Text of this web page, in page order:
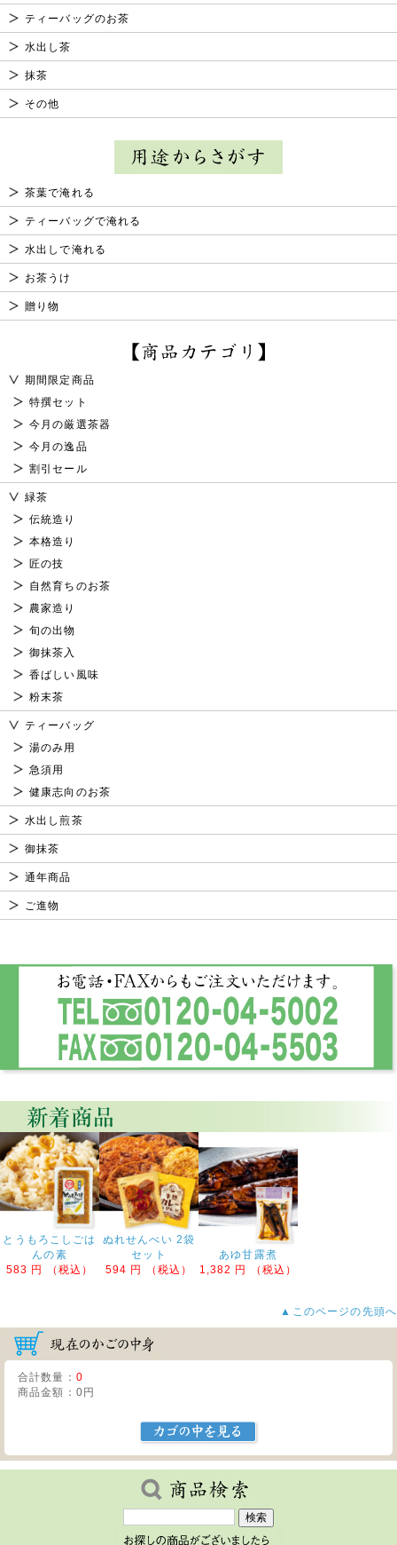
合計数量： 0
商品金額： 0円
ティーバッグのお茶
水出し茶
抹茶
その他
茶葉で淹れる
ティーバッグで淹れる
水出しで淹れる
お茶うけ
贈り物
期間限定商品
特撰セット
今月の厳選茶器
今月の逸品
割引セール
緑茶
伝統造り
本格造り
匠の技
自然育ちのお茶
農家造り
旬の出物
御抹茶入
香ばしい風味
粉末茶
ティーバッグ
湯のみ用
急須用
健康志向のお茶
水出し煎茶
御抹茶
通年商品
ご進物
とうもろこしごは
んの素
583 円 （税込）
ぬれせんべい 2袋
セット
594 円 （税込）
あゆ甘露煮
1,382 円 （税込）
▲このページの先頭へ